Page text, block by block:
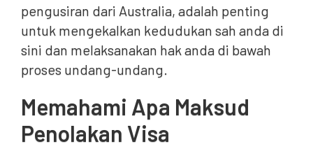
pengusiran dari Australia, adalah penting
untuk mengekalkan kedudukan sah anda di
sini dan melaksanakan hak anda di bawah
proses undang-undang.
Memahami Apa Maksud
Penolakan Visa